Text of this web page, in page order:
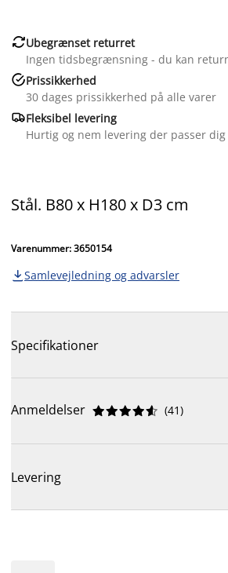
Ubegrænset returret
Ingen tidsbegrænsning - du kan
Prissikkerhed
30 dages prissikkerhed på alle varer
Fleksibel levering
Hurtig og nem levering der passer dig
Stål. B80 x H180 x D3 cm
Varenummer: 3650154
 Samlevejledning og advarsler
Specifikationer
Anmeldelser 




 (41)
Levering